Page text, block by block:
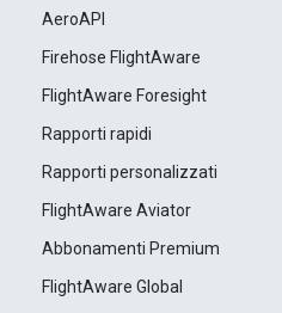
AeroAPI
Firehose FlightAware
FlightAware Foresight
Rapporti rapidi
Rapporti personalizzati
FlightAware Aviator
Abbonamenti Premium
FlightAware Global